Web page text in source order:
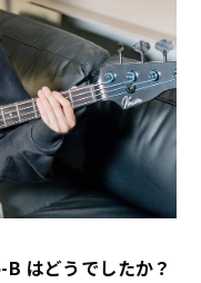
はどうでしたか？